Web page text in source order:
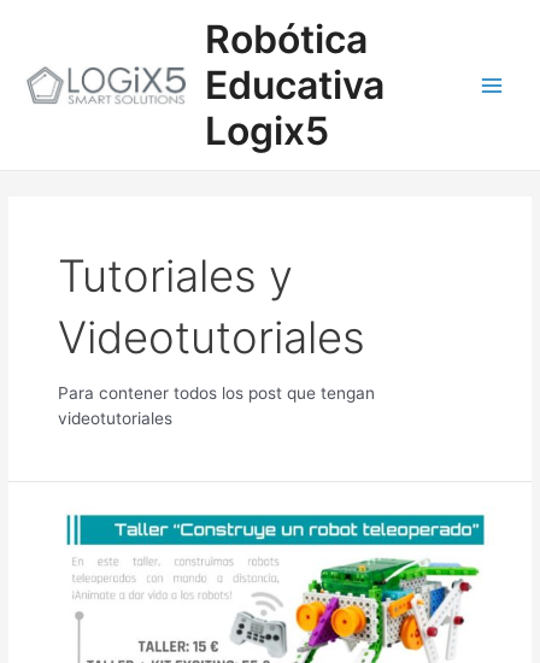
Robótica
Educativa
Logix5
Tutoriales y
Videotutoriales
Para contener todos los post que tengan
videotutoriales